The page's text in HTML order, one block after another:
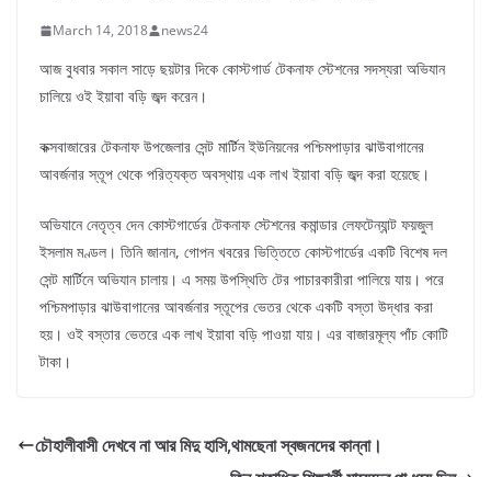
March 14, 2018 news24
আজ বুধবার সকাল সাড়ে ছয়টার দিকে কোস্টগার্ড টেকনাফ স্টেশনের সদস্যরা অভিযান
চালিয়ে ওই ইয়াবা বড়ি জব্দ করেন।
কক্সবাজারের টেকনাফ উপজেলার সেন্ট মার্টিন ইউনিয়নের পশ্চিমপাড়ার ঝাউবাগানের
আবর্জনার স্তূপ থেকে পরিত্যক্ত অবস্থায় এক লাখ ইয়াবা বড়ি জব্দ করা হয়েছে।
অভিযানে নেতৃত্ব দেন কোস্টগার্ডের টেকনাফ স্টেশনের কমান্ডার লেফটেন্যান্ট ফয়জুল
ইসলাম মণ্ডল। তিনি জানান, গোপন খবরের ভিত্তিতে কোস্টগার্ডের একটি বিশেষ দল
সেন্ট মার্টিনে অভিযান চালায়। এ সময় উপস্থিতি টের পাচারকারীরা পালিয়ে যায়। পরে
পশ্চিমপাড়ার ঝাউবাগানের আবর্জনার স্তূপের ভেতর থেকে একটি বস্তা উদ্ধার করা
হয়। ওই বস্তার ভেতরে এক লাখ ইয়াবা বড়ি পাওয়া যায়। এর বাজারমূল্য পাঁচ কোটি
টাকা।
চৌহালীবাসী দেখবে না আর মিদু হাসি,থামছেনা স্বজনদের কান্না।